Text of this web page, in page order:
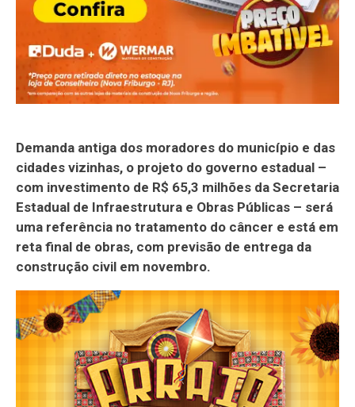
Demanda antiga dos moradores do município e das
cidades vizinhas, o projeto do governo estadual –
com investimento de R$ 65,3 milhões da Secretaria
Estadual de Infraestrutura e Obras Públicas – será
uma referência no tratamento do câncer e está em
reta final de obras, com previsão de entrega da
construção civil em novembro.